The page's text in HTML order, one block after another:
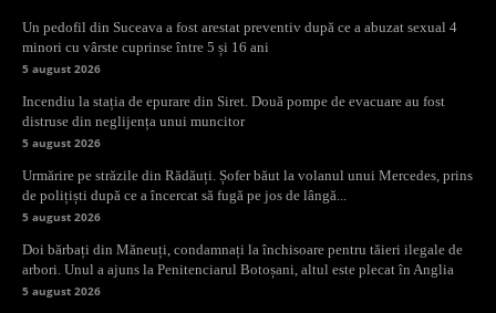
Un pedofil din Suceava a fost arestat preventiv după ce a abuzat sexual 4
minori cu vârste cuprinse între 5 și 16 ani
5 august 2026
Incendiu la stația de epurare din Siret. Două pompe de evacuare au fost
distruse din neglijența unui muncitor
5 august 2026
Urmărire pe străzile din Rădăuți. Șofer băut la volanul unui Mercedes, prins
de polițiști după ce a încercat să fugă pe jos de lângă...
5 august 2026
Doi bărbați din Măneuți, condamnați la închisoare pentru tăieri ilegale de
arbori. Unul a ajuns la Penitenciarul Botoșani, altul este plecat în Anglia
5 august 2026